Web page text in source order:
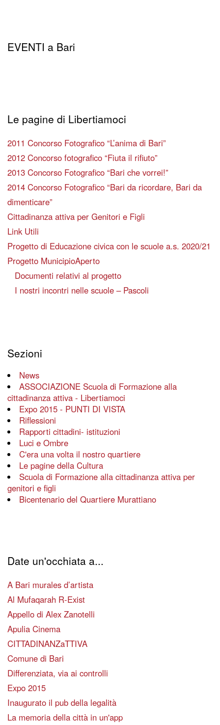
EVENTI a Bari
Le pagine di Libertiamoci
2011 Concorso Fotografico “L’anima di Bari”
2012 Concorso fotografico “Fiuta il rifiuto”
2013 Concorso Fotografico “Bari che vorrei!”
2014 Concorso Fotografico “Bari da ricordare, Bari da
dimenticare”
Cittadinanza attiva per Genitori e Figli
Link Utili
Progetto di Educazione civica con le scuole a.s. 2020/21
Progetto MunicipioAperto
Documenti relativi al progetto
I nostri incontri nelle scuole – Pascoli
Sezioni
News
ASSOCIAZIONE Scuola di Formazione alla
cittadinanza attiva - Libertiamoci
Expo 2015 - PUNTI DI VISTA
Riflessioni
Rapporti cittadini- istituzioni
Luci e Ombre
C'era una volta il nostro quartiere
Le pagine della Cultura
Scuola di Formazione alla cittadinanza attiva per
genitori e figli
Bicentenario del Quartiere Murattiano
Date un'occhiata a...
A Bari murales d’artista
Al Mufaqarah R-Exist
Appello di Alex Zanotelli
Apulia Cinema
CITTADINANZaTTIVA
Comune di Bari
Differenziata, via ai controlli
Expo 2015
Inaugurato il pub della legalità
La memoria della città in un'app